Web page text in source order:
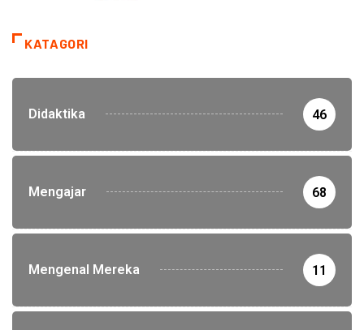
KATAGORI
Didaktika 46
Mengajar 68
Mengenal Mereka 11